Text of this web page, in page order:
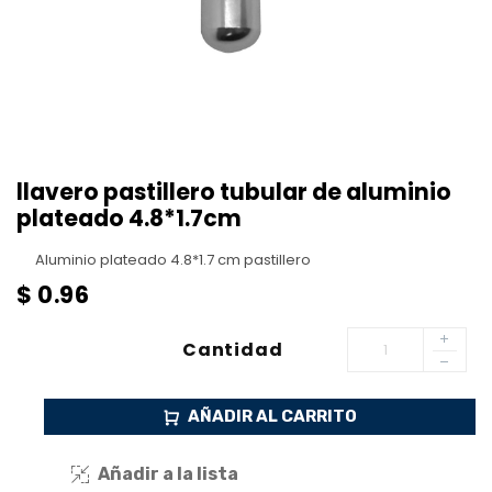
llavero pastillero tubular de aluminio
plateado 4.8*1.7cm
Aluminio plateado 4.8*1.7 cm pastillero
$ 0.96
Cantidad
AÑADIR AL CARRITO
Añadir a la lista